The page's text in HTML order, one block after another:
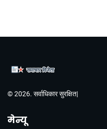
© 2026. सर्वाधिकार सुरक्षित|
मेन्यू